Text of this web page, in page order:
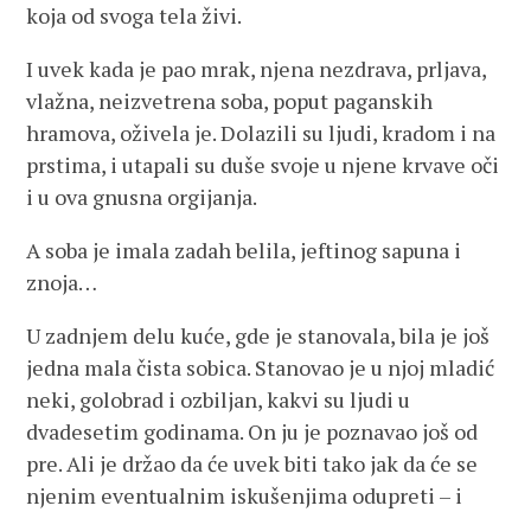
koja od svoga tela živi.
I uvek kada je pao mrak, njena nezdrava, prljava,
vlažna, neizvetrena soba, poput paganskih
hramova, oživela je. Dolazili su ljudi, kradom i na
prstima, i utapali su duše svoje u njene krvave oči
i u ova gnusna orgijanja.
A soba je imala zadah belila, jeftinog sapuna i
znoja…
U zadnjem delu kuće, gde je stanovala, bila je još
jedna mala čista sobica. Stanovao je u njoj mladić
neki, golobrad i ozbiljan, kakvi su ljudi u
dvadesetim godinama. On ju je poznavao još od
pre. Ali je držao da će uvek biti tako jak da će se
njenim eventualnim iskušenjima odupreti – i